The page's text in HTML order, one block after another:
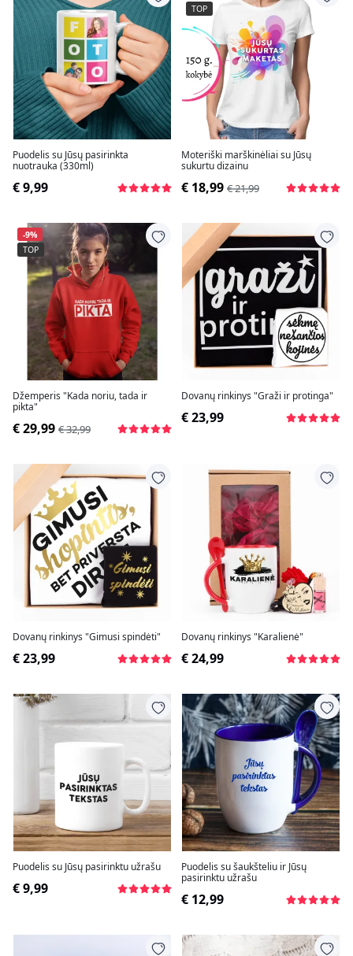
Puodelis su Jūsų pasirinkta
nuotrauka (330ml)
€ 9,99
TOP
Moteriški marškinėliai su Jūsų
sukurtu dizainu
€ 18,99 € 21,99
-9%
TOP
Džemperis "Kada noriu, tada ir
pikta"
€ 29,99 € 32,99
Dovanų rinkinys "Graži ir protinga"
€ 23,99
Dovanų rinkinys "Gimusi spindėti"
€ 23,99
Dovanų rinkinys "Karalienė"
€ 24,99
Puodelis su Jūsų pasirinktu užrašu
€ 9,99
Puodelis su šaukšteliu ir Jūsų
pasirinktu užrašu
€ 12,99